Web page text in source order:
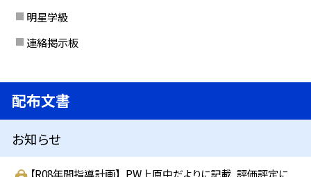
明星学級
連絡掲示板
配布文書
お知らせ
【R08年間指導計画】_PW上原中だよりに記載_評価評定に